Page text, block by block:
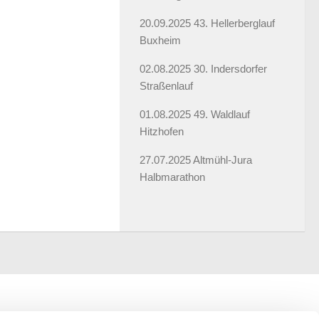
20.09.2025 43. Hellerberglauf
Buxheim
02.08.2025 30. Indersdorfer
Straßenlauf
01.08.2025 49. Waldlauf
Hitzhofen
27.07.2025 Altmühl-Jura
Halbmarathon